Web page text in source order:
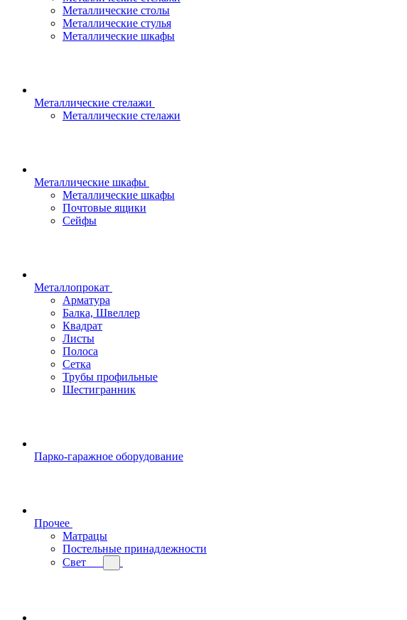
Металлические столы
Металлические стулья
Металлические шкафы
Металлические стелажи
Металлические стелажи
Металлические шкафы
Металлические шкафы
Почтовые ящики
Сейфы
Металлопрокат
Арматура
Балка, Швеллер
Квадрат
Листы
Полоса
Сетка
Трубы профильные
Шестигранник
Парко-гаражное оборудование
Прочее
Матрацы
Постельные принадлежности
Свет